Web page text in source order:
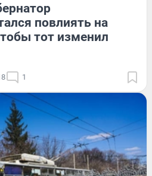
повлиять на
тот изменил
1